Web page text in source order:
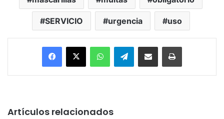
SERVICIO urgencia uso
Facebook
X WhatsAppTelegramEnviar vía email Imprimir
Artículos relacionados